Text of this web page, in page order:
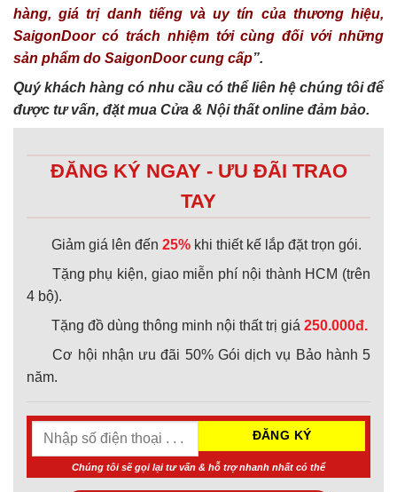
hàng, giá trị danh tiếng và uy tín của thương hiệu,
SaigonDoor có trách nhiệm tới cùng đối với những
sản phẩm do SaigonDoor cung cấp”.
Quý khách hàng có nhu cầu có thể liên hệ chúng tôi để
được tư vấn, đặt mua Cửa & Nội thất online đảm bảo.
ĐĂNG KÝ NGAY - ƯU ĐÃI TRAO
TAY
Giảm giá lên đến 25% khi thiết kế lắp đặt trọn gói.
Tặng phụ kiện, giao miễn phí nội thành HCM (trên
4 bộ).
Tặng đồ dùng thông minh nội thất trị giá 250.000đ.
Cơ hội nhận ưu đãi 50% Gói dịch vụ Bảo hành 5
năm.
Chúng tôi sẽ gọi lại tư vấn & hỗ trợ nhanh nhất có thể